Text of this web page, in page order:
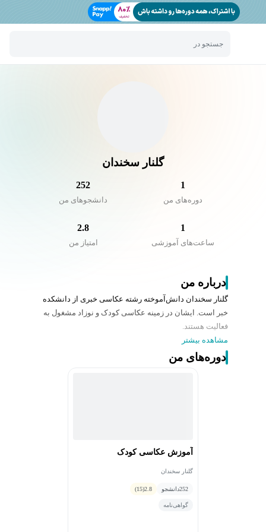
جستجو در
گلنار سخندان
1
دوره‌های من
252
دانشجو‌های من
1
ساعت‌های آموزشی
2.8
امتیاز من
درباره من
گلنار سخندان دانش‌آموخته رشته عکاسی خبری از دانشکده
خبر است. ایشان در زمینه عکاسی کودک و نوزاد مشغول به
فعالیت هستند.
مشاهده بیشتر
دوره‌های من
آموزش عکاسی کودک
گلنار سخندان
252دانشجو 2.8
(15)
گواهی‌نامه